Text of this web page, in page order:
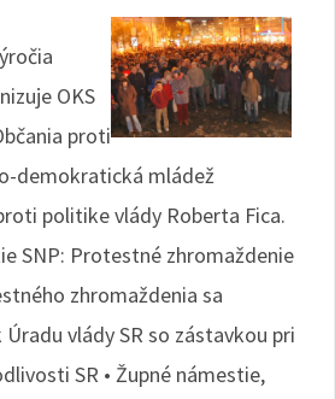
OKS
proti
demokratická mládež
politike vlády Roberta Fica.
SNP: Protestné zhromaždenie
zhromaždenia sa
vlády SR so zástavkou pri
SR • Župné námestie,